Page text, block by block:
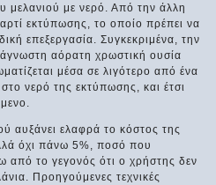
μελανιού με νερό. Από την άλλη
εκτύπωσης, το οποίο πρέπει να
επεξεργασία. Συγκεκριμένα, την
αόρατη χρωστική ουσία
μέσα σε λιγότερο από ένα
νερό της εκτύπωσης, και έτσι
αυξάνει ελαφρά το κόστος της
όχι πάνω 5%, ποσό που
από το γεγονός ότι ο χρήστης δεν
Προηγούμενες τεχνικές